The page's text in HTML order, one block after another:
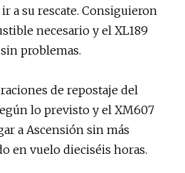
a su rescate. Consiguieron
necesario y el XL189
problemas.
de repostaje del
lo previsto y el XM607
a Ascensión sin más
en vuelo dieciséis horas.